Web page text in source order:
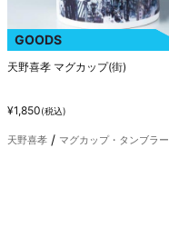
GOODS
天野喜孝 マグカップ(街)
¥1,850(税込)
天野喜孝 マグカップ・タンブラー